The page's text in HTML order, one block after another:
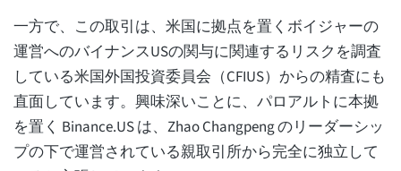
一方で、この取引は、米国に拠点を置くボイジャーの
運営へのバイナンスUSの関与に関連するリスクを調査
している米国外国投資委員会（CFIUS）からの精査にも
直面しています。興味深いことに、パロアルトに本拠
を置く Binance.US は、Zhao Changpeng のリーダーシッ
プの下で運営されている親取引所から完全に独立して